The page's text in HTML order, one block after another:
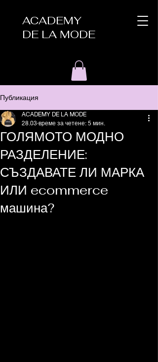
ACADEMY
DE LA MODE
Публикация
ГОЛЯМОТО МОДНО
РАЗДЕЛЕНИЕ:
СЪЗДАВАТЕ ЛИ МАРКА
ИЛИ ecommerce
машина?
ACADEMY DE LA MODE
28.03 време за четене: 5 мин.